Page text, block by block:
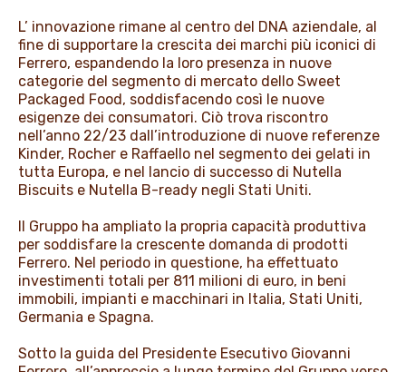
L’ innovazione rimane al centro del DNA aziendale, al
fine di supportare la crescita dei marchi più iconici di
Ferrero, espandendo la loro presenza in nuove
categorie del segmento di mercato dello Sweet
Packaged Food, soddisfacendo così le nuove
esigenze dei consumatori. Ciò trova riscontro
nell’anno 22/23 dall’introduzione di nuove referenze
Kinder, Rocher e Raffaello nel segmento dei gelati in
tutta Europa, e nel lancio di successo di Nutella
Biscuits e Nutella B-ready negli Stati Uniti.
Il Gruppo ha ampliato la propria capacità produttiva
per soddisfare la crescente domanda di prodotti
Ferrero. Nel periodo in questione, ha effettuato
investimenti totali per 811 milioni di euro, in beni
immobili, impianti e macchinari in Italia, Stati Uniti,
Germania e Spagna.
Sotto la guida del Presidente Esecutivo Giovanni